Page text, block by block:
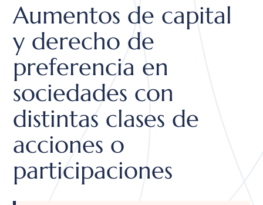
Aumentos de capital
y derecho de
preferencia en
sociedades con
distintas clases de
acciones o
participaciones